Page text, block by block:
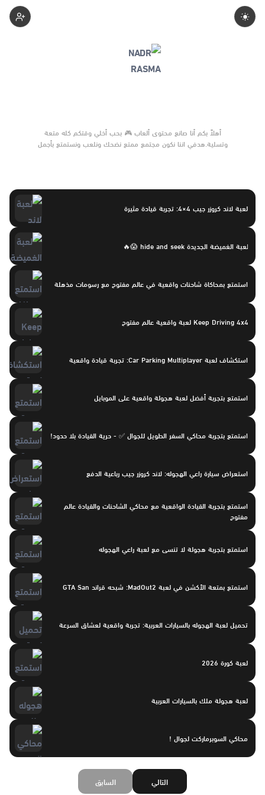
أهلاً بكم أنا صانع محتوى ألعاب 🎮 بحب أخلي وقتكم كله متعة
وتسلية.هدفي اننا نكون مجتمع ممتع نضحك ونلعب ونستمتع بأجمل
لعبة لاند كروزر جيب 4×4: تجربة قيادة مثيرة
لعبة الغميضة الجديدة hide and seek 😱🔥
استمتع بمحاكاة شاحنات واقعية في عالم مفتوح مع رسومات مذهلة
Keep Driving 4x4 لعبة واقعية عالم مفتوح
استكشاف لعبة Car Parking Multiplayer: تجربة قيادة واقعية
استمتع بتجربة أفضل لعبة هجولة واقعية على الموبايل
استمتع بتجربة محاكي السفر الطويل للجوال ✅ - حرية القيادة بلا حدود!
استعراض سيارة راعي الهجوله: لاند كروزر جيب رباعية الدفع
استمتع بتجربة القيادة الواقعية مع محاكي الشاحنات والقيادة عالم
مفتوح
استمتع بتجربة هجولة لا تنسى مع لعبة راعي الهجوله
استمتع بمتعة الأكشن في لعبة MadOut2: شبحه قراند GTA San
تحميل لعبة الهجوله بالسيارات العربية: تجربة واقعية لعشاق السرعة
لعبة كورة 2026
لعبة هجولة ملك بالسيارات العربية
محاكي السوبرماركت لجوال !
السابق التالي